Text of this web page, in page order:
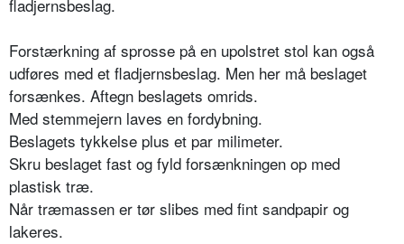
fladjernsbeslag.
Forstærkning af sprosse på en upolstret stol kan også
udføres med et fladjernsbeslag. Men her må beslaget
forsænkes. Aftegn beslagets omrids.
Med stemmejern laves en fordybning.
Beslagets tykkelse plus et par milimeter.
Skru beslaget fast og fyld forsænkningen op med
plastisk træ.
Når træmassen er tør slibes med fint sandpapir og
lakeres.